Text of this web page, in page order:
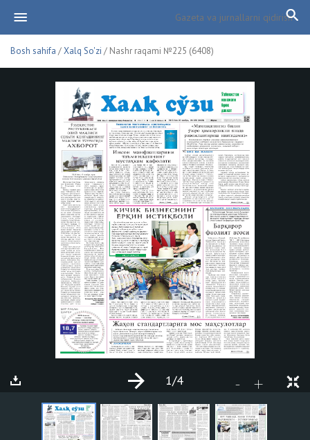
Bosh sahifa /Xalq So'zi / Nashr raqami №225 (6408)
- +
1/4
MAQOLALAR